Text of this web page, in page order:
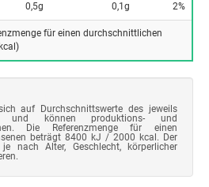
0,5g 0,1g 2%
für einen durchschnittlichen
auf Durchschnittswerte des jeweils
und können produktions- und
Die Referenzmenge für einen
beträgt 8400 kJ / 2000 kcal. Der
nach Alter, Geschlecht, körperlicher